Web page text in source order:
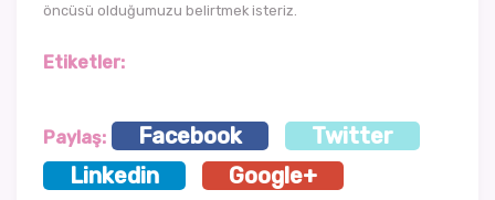
öncüsü olduğumuzu belirtmek isteriz.
Etiketler:
Paylaş: Facebook
Twitter
Linkedin
Google+